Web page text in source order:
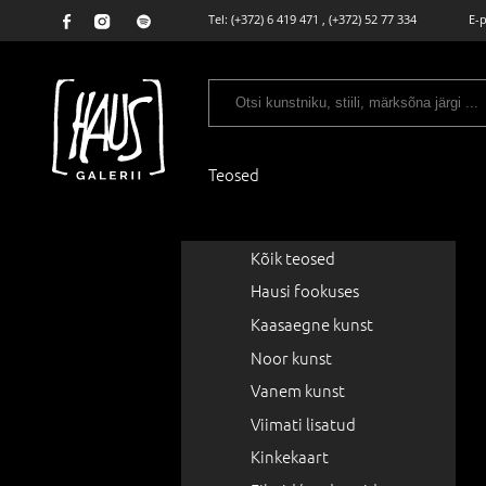
Tel: (+372) 6 419 471 , (+372) 52 77 334 E-
Teosed
Kõik teosed
Hausi fookuses
Kaasaegne kunst
Noor kunst
Vanem kunst
Viimati lisatud
Kinkekaart